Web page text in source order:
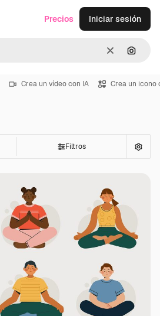
Borrar
Precios Iniciar sesión
Crea un vídeo con IA Crea un icono
Filtros